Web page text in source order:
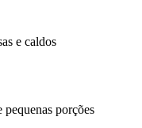
e caldos
pequenas porções